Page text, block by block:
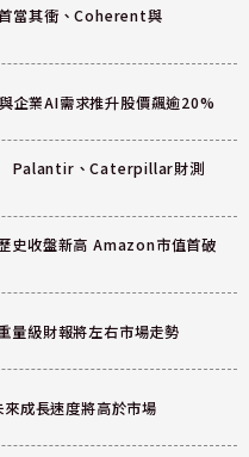
當其衝、Coherent與
業AI需求推升股價飆逾20%
Palantir、Caterpillar財測
史收盤新高 Amazon市值首破
量級財報將左右市場走勢
成長速度將高於市場